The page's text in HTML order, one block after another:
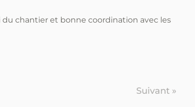
du chantier et bonne coordination avec les
Suivant »